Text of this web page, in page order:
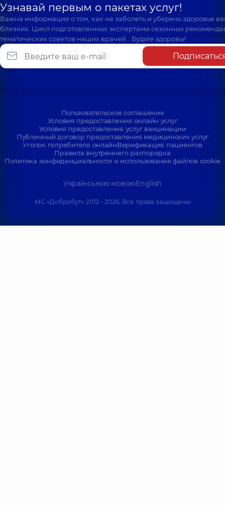
Узнавай первым о пакетах услуг!
Важна информация о том, как не заболеть и уберечь здоровье
близких. Цикл подготовленных экспертами сезонных
тематических советов наших врачей… Будьте здоровы!
Пользовательское соглашение
Условия предоставления онлайн услуг
Условия предоставления услуг вакцинации
Публичный договор предоставления медицинских услуг
Уголок потребителя онлайнВерификация пациентов
Правила внутреннего распорядка
Политика конфиденциальности и использования файлов cookie
Українською мовоюEnglish
МС «Добробут» 2012 - 2026. Все права защищены